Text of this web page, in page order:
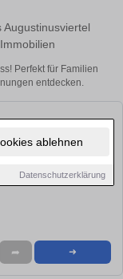
ablehnen
Datenschutzerklärung
Perfekt für Familien
entdecken.
m²
➦ ➜